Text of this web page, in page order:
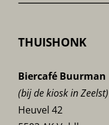
THUISHONK
Biercafé Buurman
(bij de kiosk in Zeelst)
Heuvel 42